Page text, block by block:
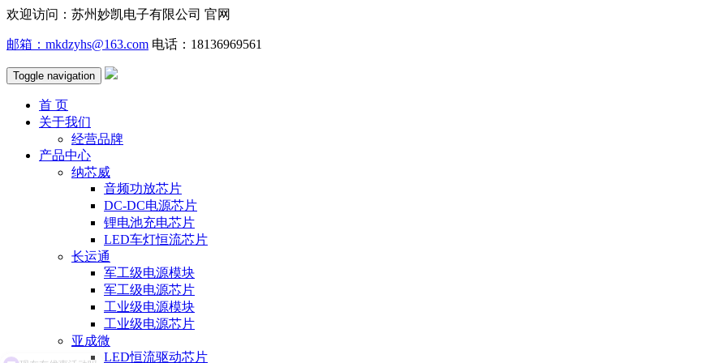
欢迎访问：苏州妙凯电子有限公司 官网
邮箱：mkdzyhs@163.com 电话：18136969561
Toggle navigation
首 页
关于我们
经营品牌
产品中心
纳芯威
音频功放芯片
DC-DC电源芯片
锂电池充电芯片
LED车灯恒流芯片
长运通
军工级电源模块
军工级电源芯片
工业级电源模块
工业级电源芯片
亚成微
LED恒流驱动芯片
现在有优惠活动吗